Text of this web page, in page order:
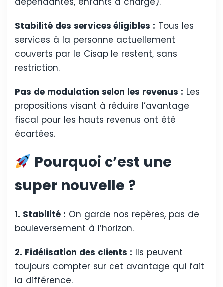
Stabilité des services éligibles : Tous les
services à la personne actuellement
couverts par le Cisap le restent, sans
restriction.
Pas de modulation selon les revenus : Les
propositions visant à réduire l’avantage
fiscal pour les hauts revenus ont été
écartées.
Pourquoi c’est une
super nouvelle ?
1. Stabilité : On garde nos repères, pas de
bouleversement à l’horizon.
2. Fidélisation des clients : Ils peuvent
toujours compter sur cet avantage qui fait
la différence.